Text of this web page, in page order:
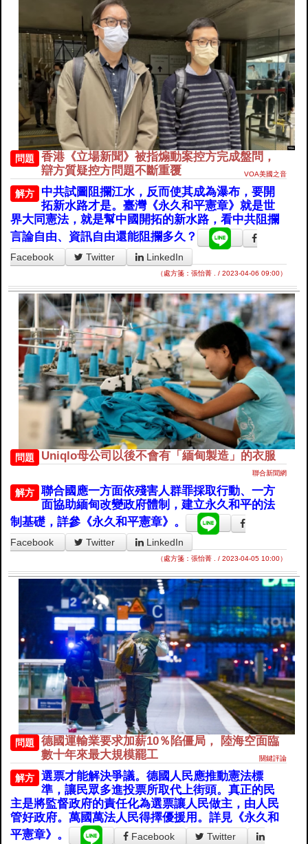
問題
香港《立場新聞》被指煽動案控方完成盤問，
辯方質疑控方問題不斷重覆
VOA美國之音
解方
中共試圖阻攔江水，反而使其成為瀑布，要開
拓新水路才是。臺灣《永久和平憲章》就是世
界大同憲法，就是幫中國開拓的新水路，看中共阻攔
言論自由、資訊自由還能阻攔多久？
Facebook Twitter LinkedIn
（處方箋：張怡菁 . / 2023-04-06 09:00）
問題 Uniqlo母公司以後不會有「緬甸製造」的衣服
聯合新聞網
解方
聯合國應一方面依殘害人群罪採取行動、一方
面協助緬甸改變政府體制，建立永久和平的法
制基礎，詳參《永久和平憲章》。
Facebook Twitter LinkedIn
（處方箋：張怡菁 . / 2023-04-05 10:00）
問題
德國運輸業要求加薪10％陷僵局， 陸海空面臨
數十年來最大規模罷工
關鍵評論
解方
選票才能解決爭議。德國人民應推動憲法標
準，讓民眾多進投票所取代上街頭。真正的民
主是將監督政府的責任化為選票讓人民做主，由人民
管好政府。萬國萬法人民得擇優援用。詳見《永久和
平憲章》。
Facebook Twitter